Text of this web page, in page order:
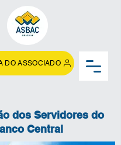
DO ASSOCIADO
dos Servidores do
Central